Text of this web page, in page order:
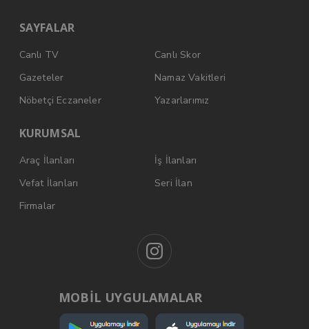
SAYFALAR
Canlı TV
Canlı Skor
Gazeteler
Namaz Vakitleri
Nöbetçi Eczaneler
Yazarlarımız
KURUMSAL
Araç İlanları
İş İlanları
Vefat İlanları
Seri İlan
Firmalar
MOBİL UYGULAMALAR